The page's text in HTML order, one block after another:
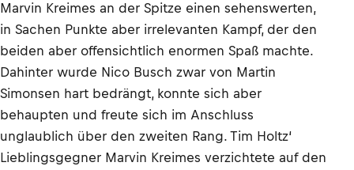
Marvin Kreimes an der Spitze einen sehenswerten,
in Sachen Punkte aber irrelevanten Kampf, der den
beiden aber offensichtlich enormen Spaß machte.
Dahinter wurde Nico Busch zwar von Martin
Simonsen hart bedrängt, konnte sich aber
behaupten und freute sich im Anschluss
unglaublich über den zweiten Rang. Tim Holtz‘
Lieblingsgegner Marvin Kreimes verzichtete auf den